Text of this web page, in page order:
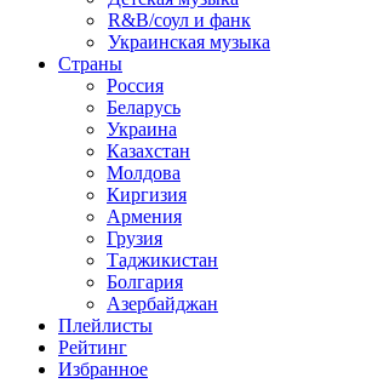
R&B/cоул и фанк
Украинская музыка
Страны
Россия
Беларусь
Украина
Казахстан
Молдова
Киргизия
Армения
Грузия
Таджикистан
Болгария
Азербайджан
Плейлисты
Рейтинг
Избранное